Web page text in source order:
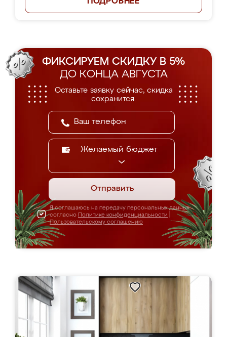
ФИКСИРУЕМ СКИДКУ В 5%
ДО КОНЦА АВГУСТА
Оставьте заявку сейчас, скидка
сохранится.
Желаемый бюджет
Отправить
Я соглашаюсь на передачу персональных данных
согласно Политике конфиденциальности
Пользовательскому соглашению